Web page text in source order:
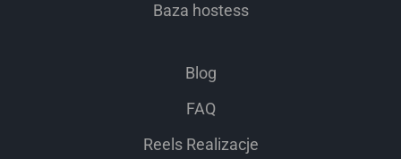
Baza hostess
Blog
FAQ
Reels Realizacje